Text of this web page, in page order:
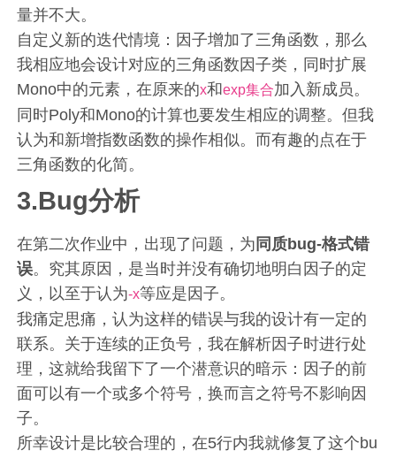
量并不大。
自定义新的迭代情境：因子增加了三角函数，那么
我相应地会设计对应的三角函数因子类，同时扩展
Mono中的元素，在原来的x和exp集合加入新成员。
同时Poly和Mono的计算也要发生相应的调整。但我
认为和新增指数函数的操作相似。而有趣的点在于
三角函数的化简。
3.Bug分析
在第二次作业中，出现了问题，为 同质bug-格式错
误。究其原因，是当时并没有确切地明白因子的定
义，以至于认为-x等应是因子。
我痛定思痛，认为这样的错误与我的设计有一定的
联系。关于连续的正负号，我在解析因子时进行处
理，这就给我留下了一个潜意识的暗示：因子的前
面可以有一个或多个符号，换而言之符号不影响因
子。
所幸设计是比较合理的，在5行内我就修复了这个bu